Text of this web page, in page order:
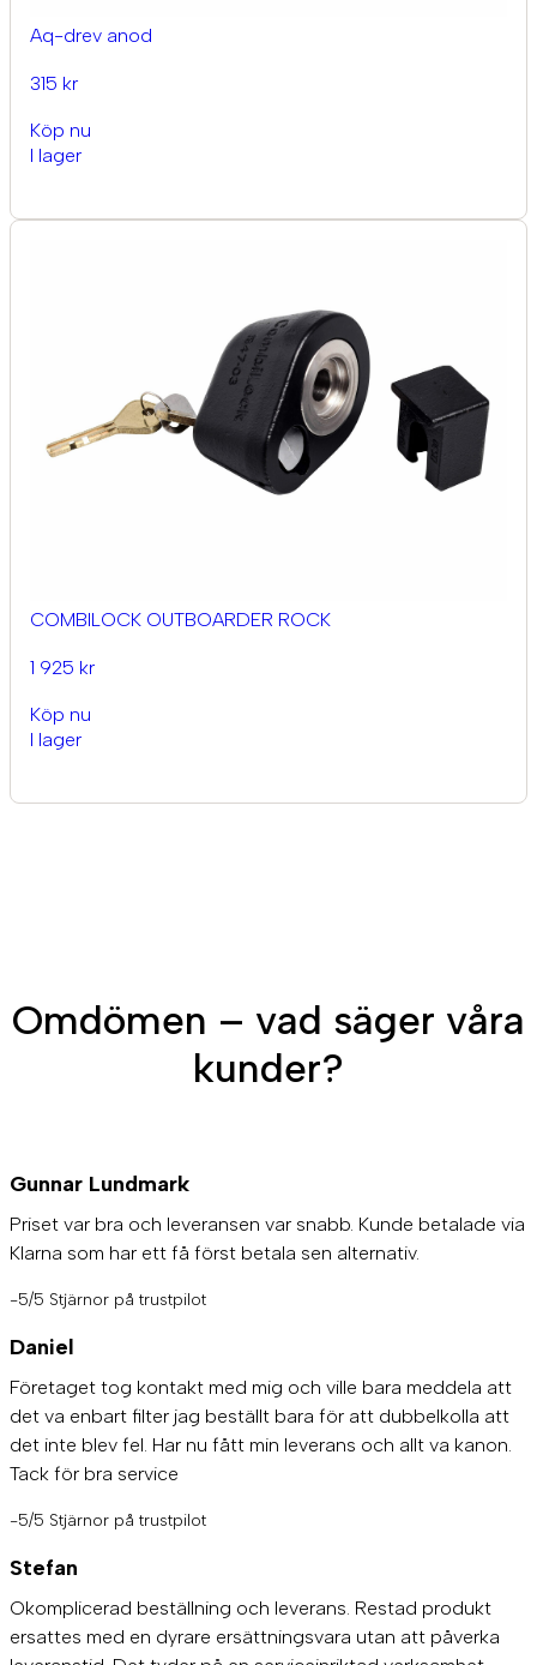
Aq-drev anod
315 kr
Köp nu
I lager
COMBILOCK OUTBOARDER ROCK
1 925 kr
Köp nu
I lager
Omdömen – vad säger våra
kunder?
Gunnar Lundmark
Priset var bra och leveransen var snabb. Kunde betalade via
Klarna som har ett få först betala sen alternativ.
-5/5 Stjärnor på trustpilot
Daniel
Företaget tog kontakt med mig och ville bara meddela att
det va enbart filter jag beställt bara för att dubbelkolla att
det inte blev fel. Har nu fått min leverans och allt va kanon.
Tack för bra service
-5/5 Stjärnor på trustpilot
Stefan
Okomplicerad beställning och leverans. Restad produkt
ersattes med en dyrare ersättningsvara utan att påverka